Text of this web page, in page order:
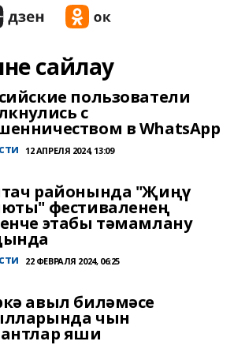
сайлау
пользователи
с
в WhatsApp
12 АПРЕЛЯ 2024, 13:09
районында "Җиңү
фестиваленең
этабы тәмамлану
22 ФЕВРАЛЯ 2024, 06:25
авыл биләмәсе
чын
яши